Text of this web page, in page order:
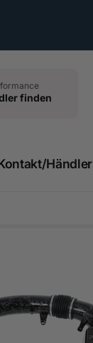
finden
Händler